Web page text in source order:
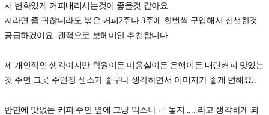
서 변화있게 커피내리시는것이 좋을것 같아요..
저라면 좀 귀찮더라도 볶은 커피2주나 3주에 한번씩 구입해서 신선한것
공급하겠어요. 갠적으로 보헤미안 추천합니다.
제 개인적인 생각이지만 학원이든 미용실이든 은행이든 내린커피 맛있는
것 주면 그곳 주인장 센스가 좋구나 생각하면서 이미지가 좋게 변해요..
반면에 맛없는 커피 주면 옆에 그냥 믹스나 내 놓지 .....라고 생각하게 되